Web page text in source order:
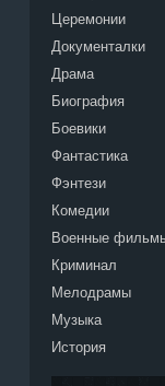
Церемонии
Документалки
Драма
Биография
Боевики
Фантастика
Фэнтези
Комедии
Военные
Криминал
Мелодрамы
Музыка
История